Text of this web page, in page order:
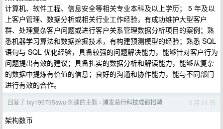
计算机、软件工程、信息安全等相关专业本科及以上学历； 5 年及以
上客户管理、数据分析或相关行业工作经验，有成功维护大型客户
群、处理复杂客户问题或进行客户关系管理数据分析项目的案例；熟
悉机器学习算法和数据挖掘技术，有构建预测模型的经验；熟悉 SQL
语句与 SQL 优化经验，具备较强的问题解决能力，能够针对客户行为
问题提出有效的建议；具备扎实的数据分析和解读能力，能够从复杂
的数据中提炼有价值的信息；良好的沟通和协作能力，能与不同部门
进行有效的合作。
回复了 lxy199795swu 创建的主题 › 浦发总行科技成都招聘 3 月 21 日
架构数币